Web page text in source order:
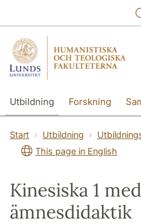
Utbildning Forskning
Start Utbildning
This page in English
Kinesiska 1 med
ämnesdidaktik